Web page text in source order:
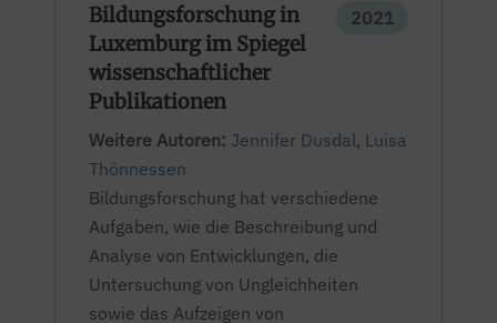
Bildungsforschung in
Luxemburg im Spiegel
wissenschaftlicher
Publikationen
2021
Weitere Autoren: Jennifer Dusdal, Luisa
Thönnessen
Bildungsforschung hat verschiedene
Aufgaben, wie die Beschreibung und
Analyse von Entwicklungen, die
Untersuchung von Ungleichheiten
sowie das Aufzeigen von